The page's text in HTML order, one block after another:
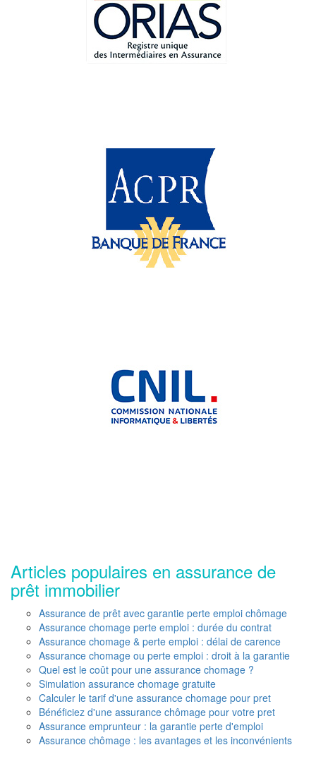
Articles populaires en assurance de
prêt immobilier
Assurance de prêt avec garantie perte emploi chômage
Assurance chomage perte emploi : durée du contrat
Assurance chomage & perte emploi : délai de carence
Assurance chomage ou perte emploi : droit à la garantie
Quel est le coût pour une assurance chomage ?
Simulation assurance chomage gratuite
Calculer le tarif d'une assurance chomage pour pret
Bénéficiez d'une assurance chômage pour votre pret
Assurance emprunteur : la garantie perte d'emploi
Assurance chômage : les avantages et les inconvénients